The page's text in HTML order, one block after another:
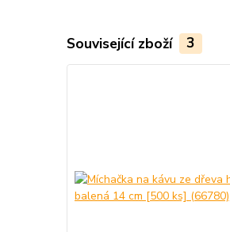
Související zboží 3